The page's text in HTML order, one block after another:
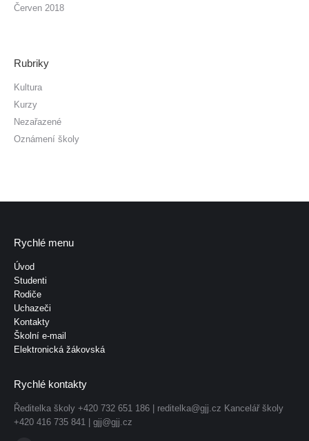
Červen 2018
Rubriky
Kultura
Kurzy
Nezařazené
Oznámení školy
Rychlé menu
Úvod
Studenti
Rodiče
Uchazeči
Kontakty
Školní e-mail
Elektronická žákovská
Rychlé kontakty
Ředitelka školy +420 732 651 186 | reditelka@gjj.cz Kancelář školy
+420 416 735 841 | gjj@gjj.cz